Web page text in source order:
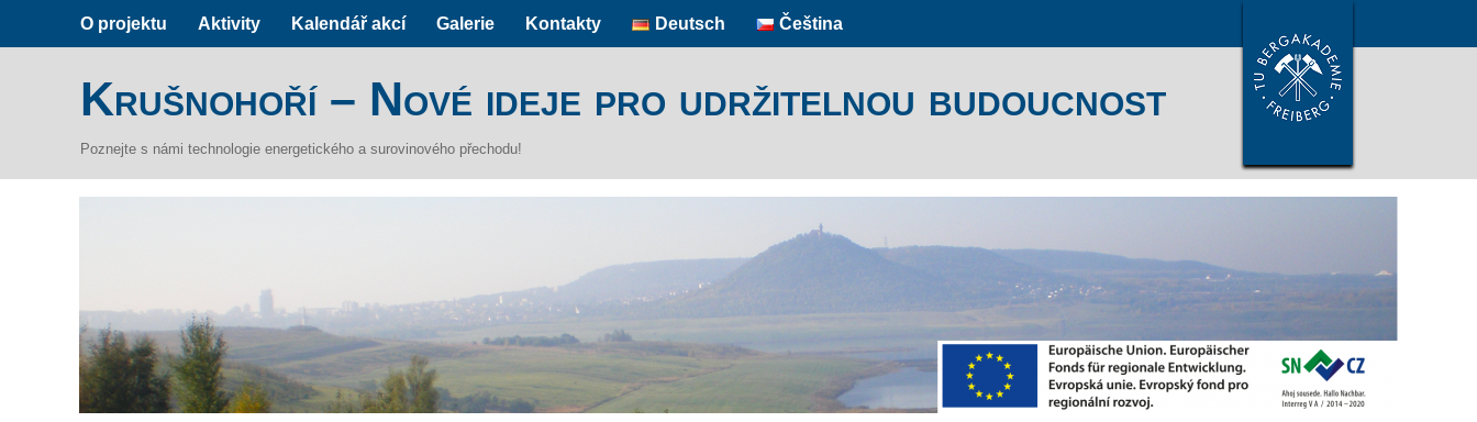
O projektu Aktivity Kalendář akcí Galerie Kontakty Deutsch Čeština
Krušnohoří – Nové ideje pro udržitelnou budoucnost
Poznejte s námi technologie energetického a surovinového přechodu!